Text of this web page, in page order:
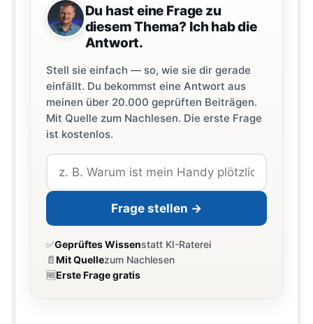
Du hast eine Frage zu
diesem Thema? Ich hab die
Antwort.
Stell sie einfach — so, wie sie dir gerade
einfällt. Du bekommst eine Antwort aus
meinen über 20.000 geprüften Beiträgen.
Mit Quelle zum Nachlesen. Die erste Frage
ist kostenlos.
Frage stellen →
✅Geprüftes Wissenstatt KI-Raterei
📄Mit Quellezum Nachlesen
🆓Erste Frage gratis